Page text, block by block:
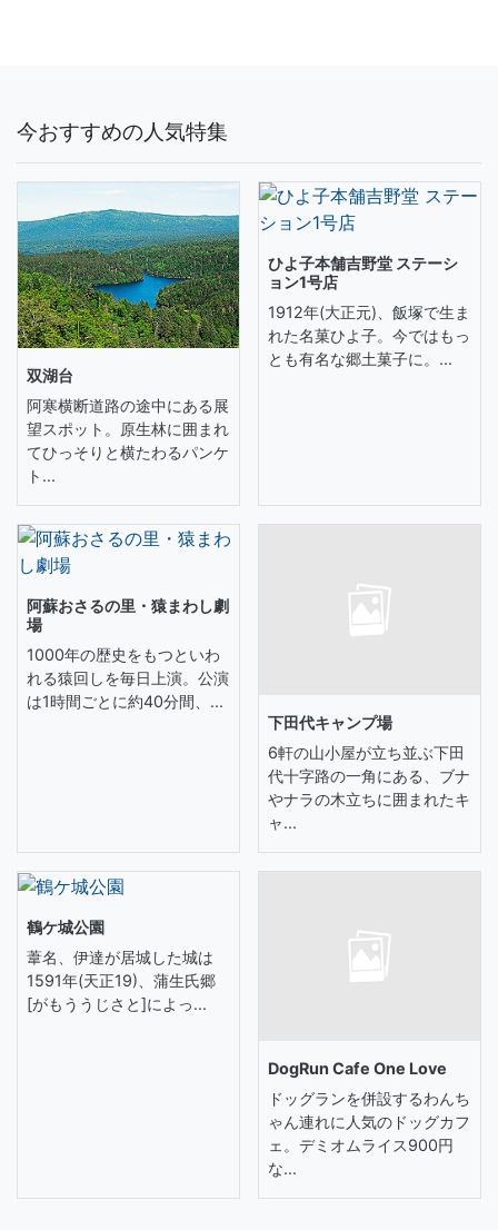
今おすすめの人気特集
双湖台
阿寒横断道路の途中にある展
望スポット。原生林に囲まれ
てひっそりと横たわるパンケ
ト...
ひよ子本舗吉野堂 ステーシ
ョン1号店
1912年(大正元)、飯塚で生ま
れた名菓ひよ子。今ではもっ
とも有名な郷土菓子に。...
阿蘇おさるの里・猿まわし劇
場
1000年の歴史をもつといわ
れる猿回しを毎日上演。公演
は1時間ごとに約40分間、...
下田代キャンプ場
6軒の山小屋が立ち並ぶ下田
代十字路の一角にある、ブナ
やナラの木立ちに囲まれたキ
ャ...
鶴ケ城公園
葦名、伊達が居城した城は
1591年(天正19)、蒲生氏郷
[がもううじさと]によっ...
DogRun Cafe One Love
ドッグランを併設するわんち
ゃん連れに人気のドッグカフ
ェ。デミオムライス900円
な...